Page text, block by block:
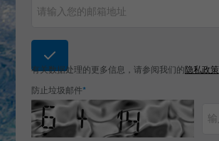
有关数据处理的更多信息，请参阅我们的隐私政策
防止垃圾邮件*